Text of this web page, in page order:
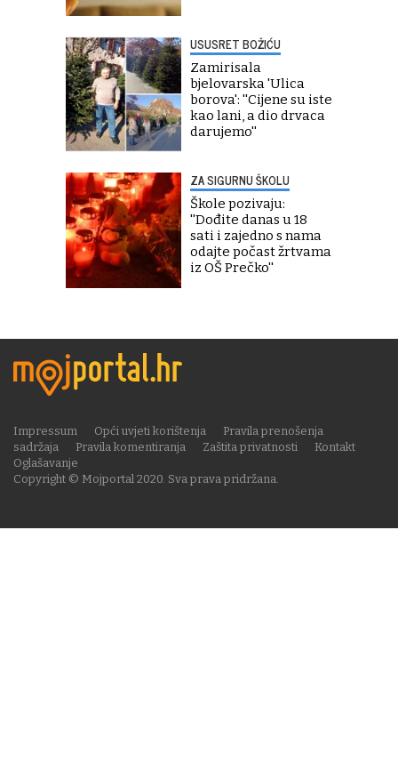
USUSRET BOŽIĆU
Zamirisala
bjelovarska 'Ulica
borova': ''Cijene su iste
kao lani, a dio drvaca
darujemo''
ZA SIGURNU ŠKOLU
Škole pozivaju:
''Dođite danas u 18
sati i zajedno s nama
odajte počast žrtvama
iz OŠ Prečko''
Copyright © Mojportal 2020. Sva prava pridržana.
Impressum Opći uvjeti korištenja
Pravila prenošenja
sadržaja
Pravila komentiranja Zaštita privatnosti
Kontakt
Oglašavanje